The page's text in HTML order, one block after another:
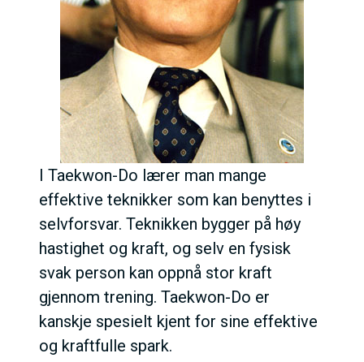
I Taekwon-Do lærer man mange
effektive teknikker som kan benyttes i
selvforsvar. Teknikken bygger på høy
hastighet og kraft, og selv en fysisk
svak person kan oppnå stor kraft
gjennom trening. Taekwon-Do er
kanskje spesielt kjent for sine effektive
og kraftfulle spark.